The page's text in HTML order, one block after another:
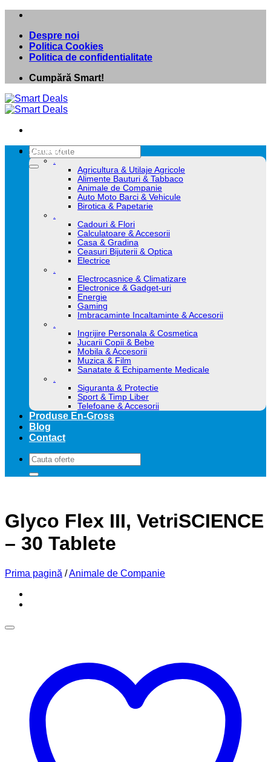
Skip
contentDespre noi
Politica Cookies
Politica de confidentialitate
Cumpără Smart!
Caută
după:
Categorii
.
Agricultura & Utilaje Agricole
Alimente Bauturi & Tabbaco
Animale de Companie
Auto Moto Barci & Vehicule
Birotica & Papetarie
.
Cadouri & Flori
Calculatoare & Accesorii
Casa & Gradina
Ceasuri Bijuterii & Optica
Electrice
.
Electrocasnice & Climatizare
Electronice & Gadget-uri
Energie
Gaming
Imbracaminte Incaltaminte & Accesorii
.
Ingrijire Personala & Cosmetica
Jucarii Copii & Bebe
Mobila & Accesorii
Muzica & Film
Sanatate & Echipamente Medicale
.
Siguranta & Protectie
Sport & Timp Liber
Telefoane & Accesorii
Produse En-Gross
Blog
Contact
Caută
după:
Glyco Flex III, VetriSCIENCE
– 30 Tablete
Prima pagină /Animale de Companie